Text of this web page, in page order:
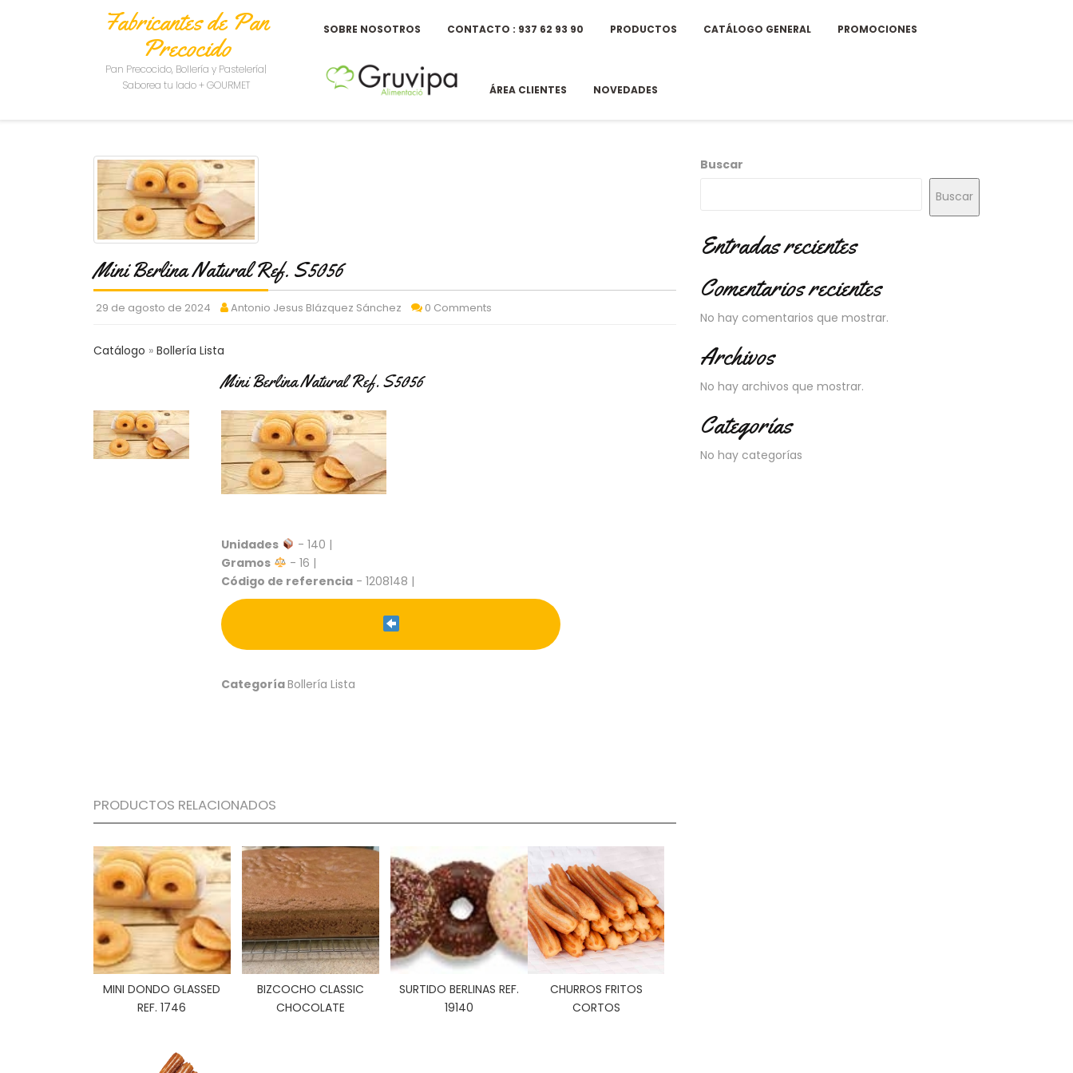
Fabricantes de Pan
Precocido
Pan Precocido, Bollería y Pastelería|
Saborea tu lado + GOURMET
SOBRE NOSOTROS CONTACTO : 937 62 93 90 PRODUCTOS CATÁLOGO GENERAL PROMOCIONES
ÁREA CLIENTES NOVEDADES
Mini Berlina Natural Ref. S5056
29 de agosto de 2024 Antonio Jesus Blázquez Sánchez 0 Comments
Catálogo Bollería Lista
Mini Berlina Natural Ref. S5056
Unidades
- 140 |
Gramos
- 16 |
Código de referencia - 1208148 |
CategoríaBollería Lista
PRODUCTOS RELACIONADOS
MINI DONDO GLASSED
REF. 1746
BIZCOCHO CLASSIC
CHOCOLATE
SURTIDO BERLINAS REF.
19140
CHURROS FRITOS
CORTOS
Buscar
Buscar
Entradas recientes
Comentarios recientes
No hay comentarios que mostrar.
Archivos
No hay archivos que mostrar.
Categorías
No hay categorías